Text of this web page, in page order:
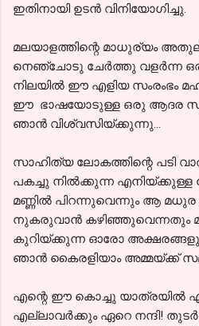
ഇതിനായി ഉടന്‍ വിനിയോഗിച്ചു.
മലയാളത്തിന്റെ മാധുര്യം
നെഞ്ചോടു ചേര്‍ത്തു വളര്‍ന്ന ഒരു
നിലയില്‍ ഈ എളിയ സംരംഭം
ഈ ഭാഷയോടുള്ള ഒരു ആദര
ഞാന്‍ വിശ്വസിയ്ക്കുന്നു...
സാഹിത്യ ലോകത്തിന്റെ പടി
പകച്ചു നില്‍ക്കുന്ന
മണ്ണില്‍ പിറന്നുവെന്നും ആ മധുര
നുകരുവാന്‍ കഴിഞ്ഞുവെന്നതും
കുറിയ്ക്കുന്ന ഓരോ
ഞാന്‍ കൈരളിയാം അമ്മയ്ക്ക്
എന്റെ ഈ കൊച്ചു യാത്രയില്‍
എല്ലാവര്‍ക്കും ഏറെ നന്ദി!